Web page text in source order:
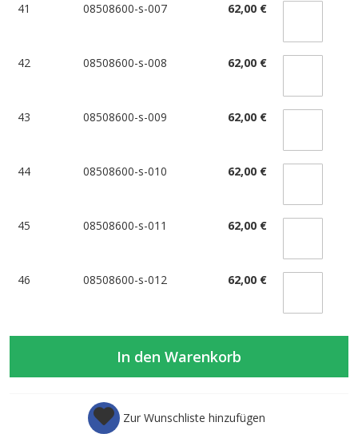
41 08508600-s-007 62,00 €
42 08508600-s-008 62,00 €
43 08508600-s-009 62,00 €
44 08508600-s-010 62,00 €
45 08508600-s-011 62,00 €
46 08508600-s-012 62,00 €
In den Warenkorb
Zur Wunschliste hinzufügen